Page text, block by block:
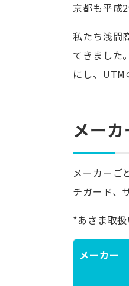
京都も平成
私たち浅間
てきました
にし、UTM
メー
メーカーご
チガード、
*あさま取
メーカー